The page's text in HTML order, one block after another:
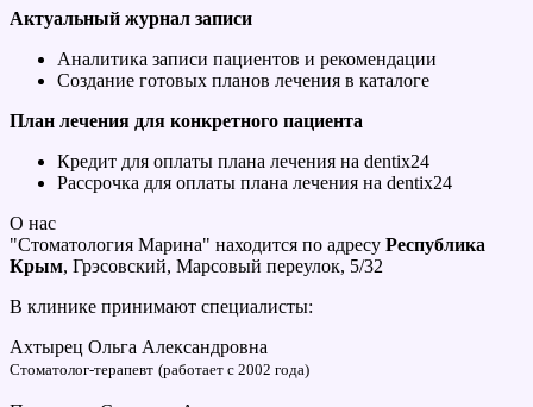
Актуальный журнал записи
Аналитика записи пациентов и рекомендации
Создание готовых планов лечения в каталоге
План лечения для конкретного пациента
Кредит для оплаты плана лечения на dentix24
Рассрочка для оплаты плана лечения на dentix24
О нас
"Стоматология Марина" находится по адресу Республика
Крым, Грэсовский, Марсовый переулок, 5/32
В клинике принимают специалисты:
Ахтырец Ольга Александровна
Стоматолог-терапевт (работает с 2002 года)